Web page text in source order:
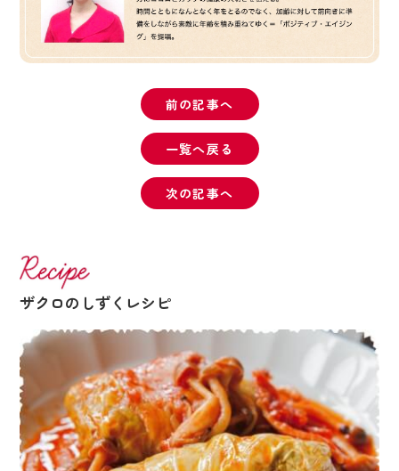
前の記事へ
一覧へ戻る
次の記事へ
ザクロのしずくレシピ